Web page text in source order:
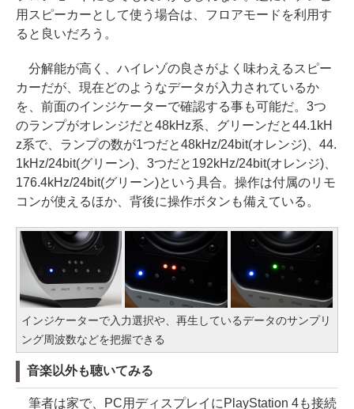
用スピーカーとして使う場合は、フロアモードを利用す
ると良いだろう。
分解能が高く、ハイレゾの良さがよく味わえるスピー
カーだが、現在どのようなデータが入力されているか
を、前面のインジケーターで確認する事も可能だ。3つ
のランプがオレンジだと48kHz系、グリーンだと44.1kH
z系で、ランプの数が1つだと48kHz/24bit(オレンジ)、44.
1kHz/24bit(グリーン)、3つだと192kHz/24bit(オレンジ)、
176.4kHz/24bit(グリーン)という具合。操作は付属のリモ
コンが使えるほか、背後に操作ボタンも備えている。
インジケーターで入力選択や、再生しているデータのサンプリ
ング周波数などを把握できる
音楽以外も聴いてみる
筆者は家で、PC用ディスプレイにPlayStation 4も接続